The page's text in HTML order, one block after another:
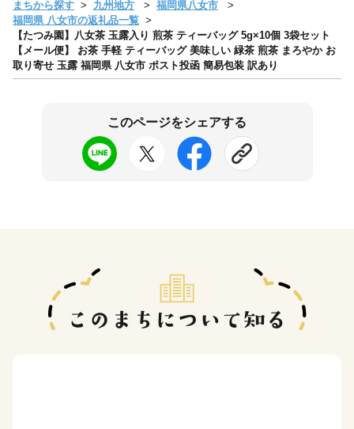
まちから探す 九州地方
福岡県八女市
福岡県 八女市の返礼品一覧
【たつみ園】八女茶 玉露入り 煎茶 ティーバッグ 5g×10個 3袋セット
【メール便】 お茶 手軽 ティーバッグ 美味しい 緑茶 煎茶 まろやか お
取り寄せ 玉露 福岡県 八女市 ポスト投函 簡易包装 訳あり
このページをシェアする